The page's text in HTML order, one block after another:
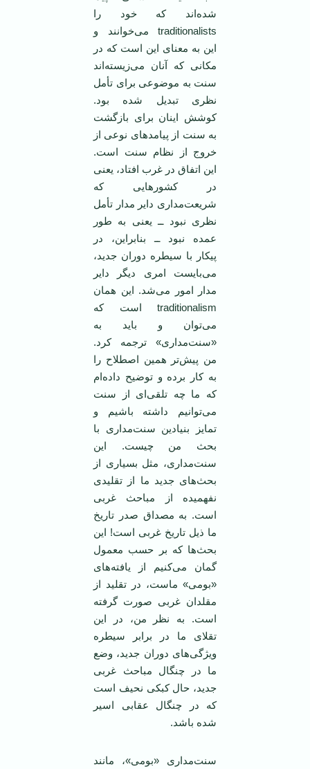
شده‌اند که خود را
traditionalists می‌خوانند و
این به معنای این است که در
مکانی که آنان می‌زیسته‌اند
سنت به موضوعی برای تأمل
نظری تبدیل شده بود.
کوشش اینان برای بازگشت
به سنت از پیامدهای نوعی از
خروج از نظام سنت است.
این اتفاق در غرب افتاد، یعنی
در کشورهایی که
شریعت‌مداری دایر مدار تأمل
نظری نبود ــ یعنی به طور
عمده نبود ــ بنابراین، در
پیکار با سیطره دوران جدید،
می‌بایست امری دیگر دایر
مدار امور می‌شد. این همان
traditionalism است که
می‌توان و باید به
«سنت‌مداری» ترجمه کرد.
من پیش‌تر همین اصطلاح را
به کار برده و توضیح داده‌ام
که ما چه تلقی‌ای از سنت
می‌توانیم داشته باشیم و
تمایز بنیادین سنت‌مداری با
بحث من چیست. این
سنت‌مداری، مثل بسیاری از
بحث‌های جدید ما از تقلیدی
نفهمیده از مباحث غربی
است. به مصداق صدر تاریخ
ما ذیل تاریخ غربی است! این
بحث‌ها که بر حسب معمول
گمان می‌کنیم از یافته‌های
«بومی» ماست، در تقلید از
مقلدان غربی صورت گرفته
است. به نظر من، در این
تقلای ما در برابر سیطره
ویژگی‌های دوران جدید، وضع
ما در چنگال مباحث غربی
جدید، حال کبکی نحیف است
که در چنگال عقابی اسیر
شده باشد.
سنت‌مداری «بومی»، مانند